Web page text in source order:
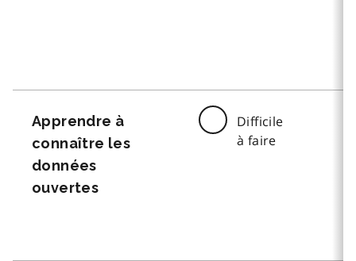
Apprendre à
connaître les
données
ouvertes
Difficile
à faire